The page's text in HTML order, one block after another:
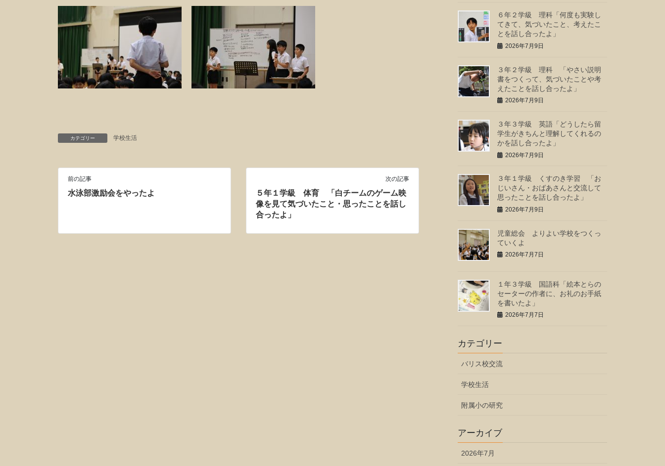
カテゴリー 学校生活
前の記事
水泳部激励会をやったよ
次の記事
５年１学級 体育 「白チームのゲーム映
像を見て気づいたこと・思ったことを話し
合ったよ」
６年２学級 理科「何度も実験し
てきて、気づいたこと、考えたこ
とを話し合ったよ」
2026年7月9日
３年２学級 理科 「やさい説明
書をつくって、気づいたことや考
えたことを話し合ったよ」
2026年7月9日
３年３学級 英語「どうしたら留
学生がきちんと理解してくれるの
かを話し合ったよ」
2026年7月9日
３年１学級 くすのき学習 「お
じいさん・おばあさんと交流して
思ったことを話し合ったよ」
2026年7月9日
児童総会 よりよい学校をつくっ
ていくよ
2026年7月7日
１年３学級 国語科「絵本とらの
セーターの作者に、お礼のお手紙
を書いたよ」
2026年7月7日
カテゴリー
バリス校交流
学校生活
附属小の研究
アーカイブ
2026年7月